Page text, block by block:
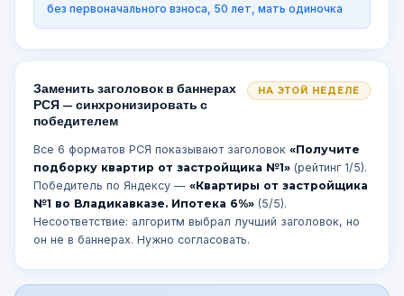
без первоначального взноса, 50 лет, мать одиночка
Заменить заголовок в баннерах
РСЯ — синхронизировать с
победителем
НА ЭТОЙ НЕДЕЛЕ
Все 6 форматов РСЯ показывают заголовок «Получите
подборку квартир от застройщика №1» (рейтинг 1/5).
Победитель по Яндексу — «Квартиры от застройщика
№1 во Владикавказе. Ипотека 6%» (5/5).
Несоответствие: алгоритм выбрал лучший заголовок, но
он не в баннерах. Нужно согласовать.